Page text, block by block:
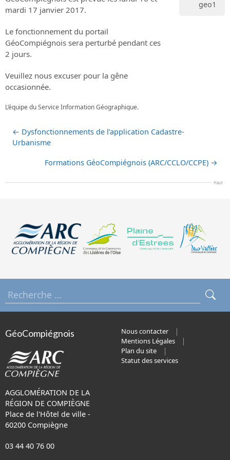
mardi 17 janvier 2017.
Le fonctionnement du portail
GéoCompiégnois sera perturbé pendant ces
2 jours.
Veuillez nous excuser pour la gêne
occasionnée.
L’équipe du Service Information Géographique.
geo1
← Dysfonctionnements de l’application Cadastre-
Urbanisme
Formations GéoCompiégnois (ARC/CCLO/CCPE) →
Haut
GéoCompiégnois
AGGLOMÉRATION DE LA
RÉGION DE COMPIÈGNE
Place de l'Hôtel de ville -
60200 Compiègne
03 44 40 76 00
Nous contacter
Mentions Légales
Plan du site
Statut des services